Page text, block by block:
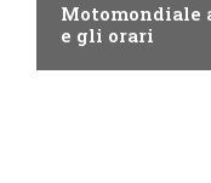
Motomondiale
e gli orari